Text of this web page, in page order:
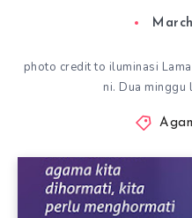
photo credit to iluminasi
ni. Dua minggu